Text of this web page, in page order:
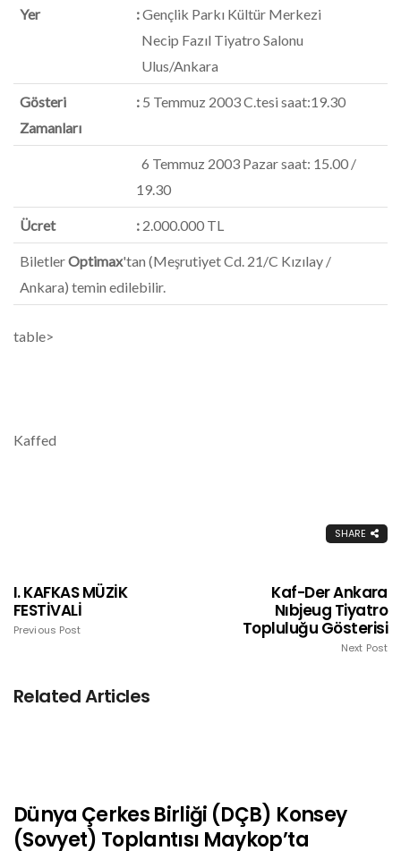
Yer
:Gençlik Parkı Kültür Merkezi
Necip Fazıl Tiyatro Salonu
Ulus/Ankara
Gösteri
Zamanları
: 5 Temmuz 2003 C.tesi saat:19.30
6 Temmuz 2003 Pazar saat: 15.00 /
19.30
Ücret : 2.000.000 TL
BiletlerOptimax'tan (Meşrutiyet Cd. 21/C Kızılay /
Ankara) temin edilebilir.
table>
Kaffed
SHARE
I. KAFKAS MÜZİK
FESTİVALİ
Previous Post
Kaf-Der Ankara
Nıbjeug Tiyatro
Topluluğu Gösterisi
Next Post
Related Articles
Dünya Çerkes Birliği (DÇB) Konsey
(Sovyet) Toplantısı Maykop’ta